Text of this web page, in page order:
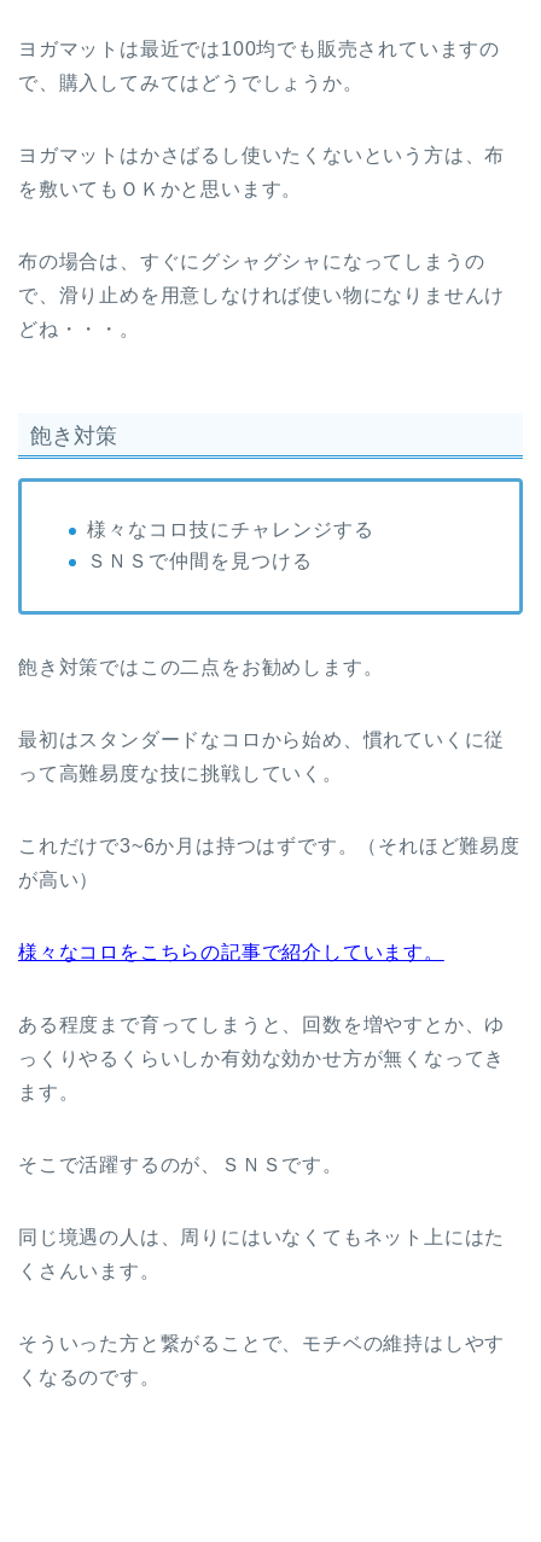
ヨガマットは最近では100均でも販売されていますの
で、購入してみてはどうでしょうか。
ヨガマットはかさばるし使いたくないという方は、布
を敷いてもＯＫかと思います。
布の場合は、すぐにグシャグシャになってしまうの
で、滑り止めを用意しなければ使い物になりませんけ
どね・・・。
飽き対策
様々なコロ技にチャレンジする
ＳＮＳで仲間を見つける
飽き対策ではこの二点をお勧めします。
最初はスタンダードなコロから始め、慣れていくに従
って高難易度な技に挑戦していく。
これだけで3~6か月は持つはずです。（それほど難易度
が高い）
様々なコロをこちらの記事で紹介しています。
ある程度まで育ってしまうと、回数を増やすとか、ゆ
っくりやるくらいしか有効な効かせ方が無くなってき
ます。
そこで活躍するのが、ＳＮＳです。
同じ境遇の人は、周りにはいなくてもネット上にはた
くさんいます。
そういった方と繋がることで、モチベの維持はしやす
くなるのです。